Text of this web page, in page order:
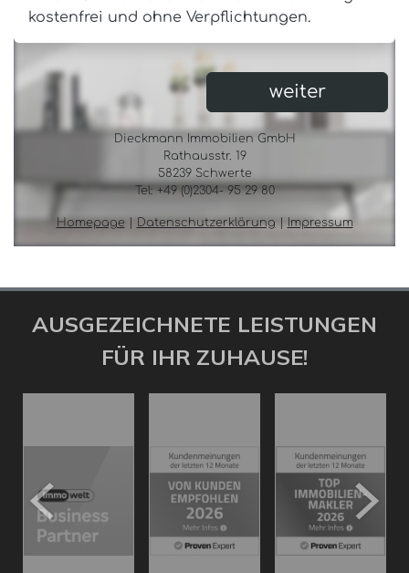
AUSGEZEICHNETE LEISTUNGEN
FÜR IHR ZUHAUSE!